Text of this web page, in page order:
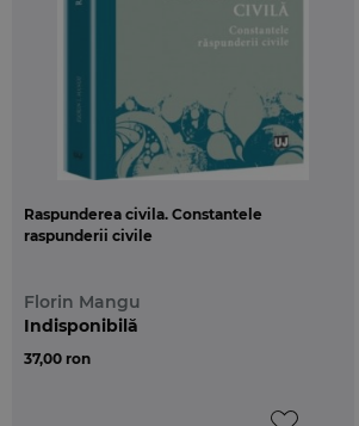
Raspunderea civila. Constantele
raspunderii civile
Florin Mangu
37,00 ron
Indisponibilă